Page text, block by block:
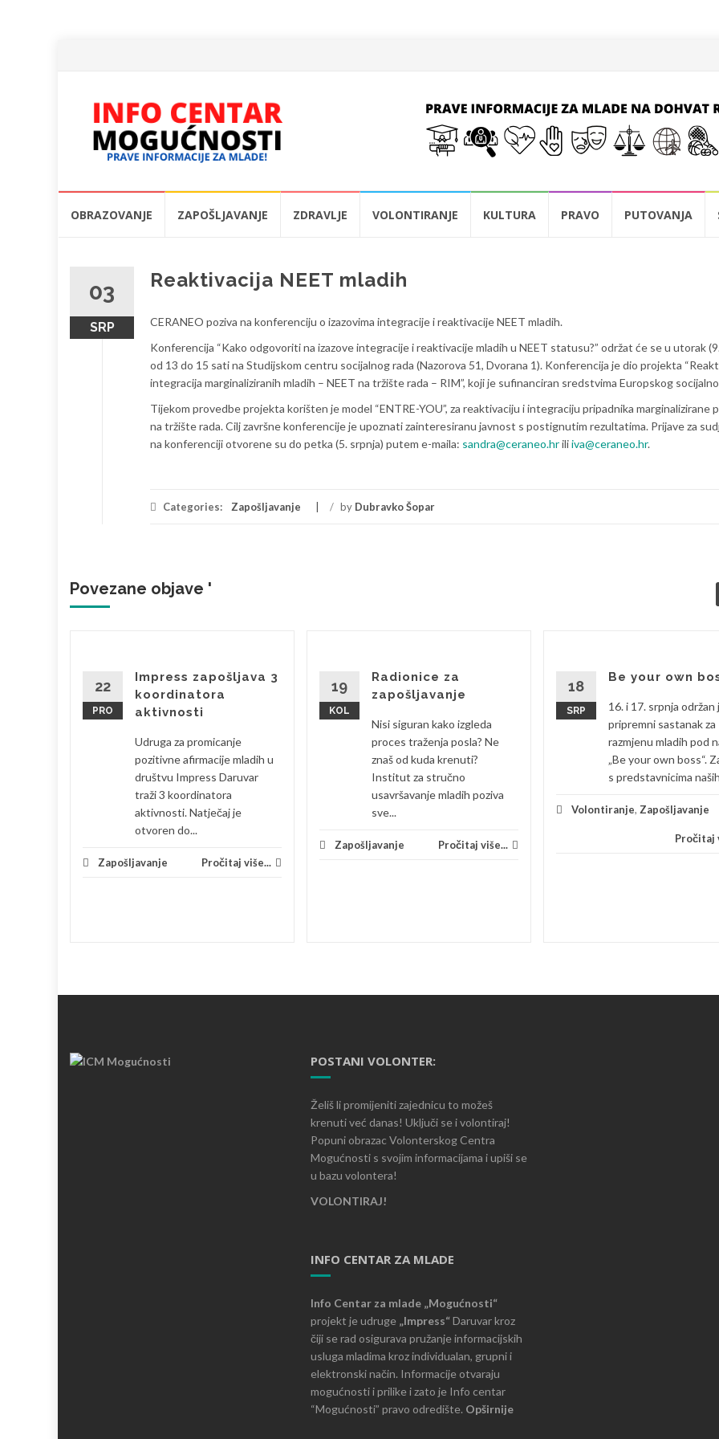
OBRAZOVANJE ZAPOŠLJAVANJE ZDRAVLJE VOLONTIRANJE KULTURA PRAVO PUTOVANJA
03
SRP
Reaktivacija NEET mladih
CERANEO poziva na konferenciju o izazovima integracije i reaktivacije NEET mladih.
Konferencija “Kako odgovoriti na izazove integracije i reaktivacije mladih u NEET statusu?” održat će se u utorak
od 13 do 15 sati na Studijskom centru socijalnog rada (Nazorova 51, Dvorana 1). Konferencija je dio projekta
integracija marginaliziranih mladih – NEET na tržište rada – RIM”, koji je sufinanciran sredstvima Europskog
Tijekom provedbe projekta korišten je model “ENTRE-YOU”, za reaktivaciju i integraciju pripadnika marginalizirane
na tržište rada. Cilj završne konferencije je upoznati zainteresiranu javnost s postignutim rezultatima. Prijave za
na konferenciji otvorene su do petka (5. srpnja) putem e-maila: sandra@ceraneo.hriliiva@ceraneo.hr.
Categories: Zapošljavanje / by Dubravko Šopar
Povezane objave '
22
PRO
Impress zapošljava 3
koordinatora
aktivnosti
Udruga za promicanje
pozitivne afirmacije mladih u
društvu Impress Daruvar
traži 3 koordinatora
aktivnosti. Natječaj je
otvoren do...
Zapošljavanje Pročitaj više...
19
KOL
Radionice za
zapošljavanje
Nisi siguran kako izgleda
proces traženja posla? Ne
znaš od kuda krenuti?
Institut za stručno
usavršavanje mladih poziva
sve...
Zapošljavanje Pročitaj više...
18
SRP
Be your own
16. i 17. srpnja održan
pripremni sastanak za
razmjenu mladih pod
„Be your own boss“.
s predstavnicima
Volontiranje, Zapošljavanje
Pročitaj
POSTANI VOLONTER:
Želiš li promijeniti zajednicu to možeš
krenuti već danas! Uključi se i volontiraj!
Popuni obrazac Volonterskog Centra
Mogućnosti s svojim informacijama i upiši se
u bazu volontera!
VOLONTIRAJ!
INFO CENTAR ZA MLADE
Info Centar za mlade „Mogućnosti“
projekt je udruge „Impress“Daruvar kroz
čiji se rad osigurava pružanje informacijskih
usluga mladima kroz individualan, grupni i
elektronski način. Informacije otvaraju
mogućnosti i prilike i zato je Info centar
“Mogućnosti” pravo odredište. Opširnije